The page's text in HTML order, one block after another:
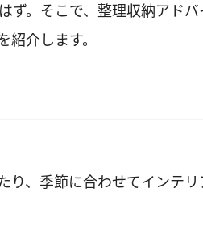
ず。そこで、整理収納アド
介します。
り、季節に合わせてインテ